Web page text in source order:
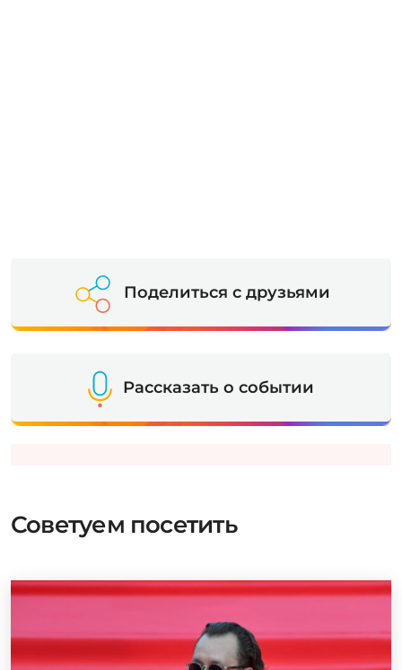
Поделиться с друзьями
Рассказать о событии
Советуем посетить